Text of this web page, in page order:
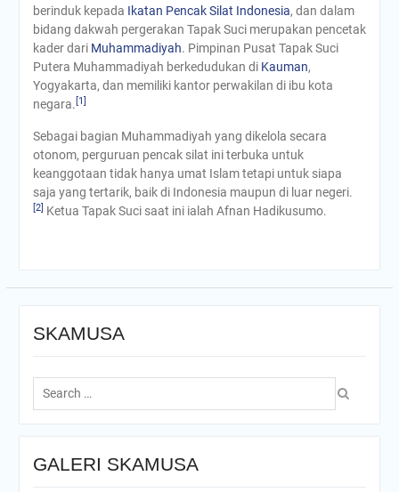
berinduk kepada Ikatan Pencak Silat Indonesia, dan dalam
bidang dakwah pergerakan Tapak Suci merupakan pencetak
kader dari Muhammadiyah. Pimpinan Pusat Tapak Suci
Putera Muhammadiyah berkedudukan di Kauman,
Yogyakarta, dan memiliki kantor perwakilan di ibu kota
negara. [1]
Sebagai bagian Muhammadiyah yang dikelola secara
otonom, perguruan pencak silat ini terbuka untuk
keanggotaan tidak hanya umat Islam tetapi untuk siapa
saja yang tertarik, baik di Indonesia maupun di luar negeri.
[2] Ketua Tapak Suci saat ini ialah Afnan Hadikusumo.
SKAMUSA
Search
for:
GALERI SKAMUSA